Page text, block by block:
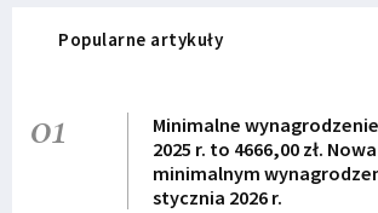
Popularne artykuły
01
Minimalne
2025 r. to 4666,00 zł.
minimalnym
stycznia 2026 r.